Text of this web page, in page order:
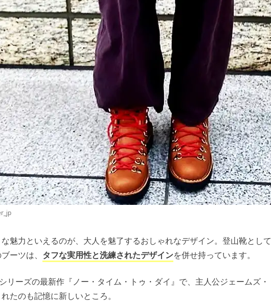
魅力といえるのが、大人を魅了するおしゃれなデザイン。登山靴として
ーツは、 タフな実用性と洗練されたデザインを併せ持っています。
リーズの最新作『ノー・タイム・トゥ・ダイ』で、主人公ジェームズ・
たのも記憶に新しいところ。